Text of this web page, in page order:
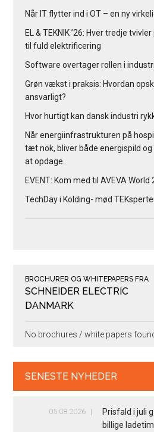
Når IT flytter ind i OT – en ny
EL & TEKNIK ’26: Hver tredje
til fuld elektrificering
Software overtager rollen i
Grøn vækst i praksis: Hvordan
ansvarligt?
Hvor hurtigt kan dansk industri
Når energiinfrastrukturen på
tæt nok, bliver både energispild
at opdage.
EVENT: Kom med til AVEVA World
TechDay i Kolding- mød
BROCHURER OG WHITEPAPERS FRA
SCHNEIDER ELECTRIC
DANMARK
No brochures / white papers
SENESTE NYHEDER
05.08.2026
Prisfald i juli
billige